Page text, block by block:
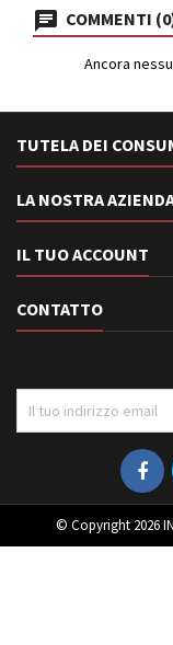
COMMENTI
Ancora
TUTELA DEI
LA NOSTRA
IL TUO ACCOUNT
CONTATTO
© Copyright 2026